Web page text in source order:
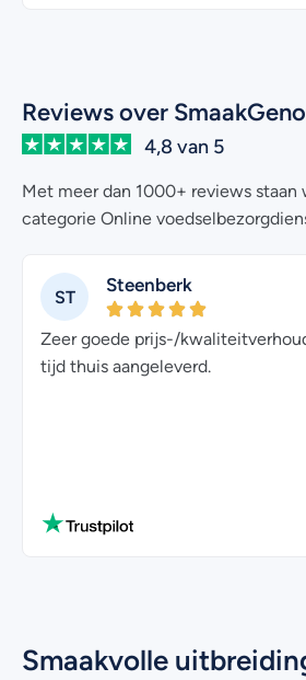
Reviews over
4,8 van 5
Met meer dan 1000+ reviews staan
categorie Online
ST
Steenberk
Zeer goede prijs-/
tijd thuis aangeleverd.
Smaakvolle